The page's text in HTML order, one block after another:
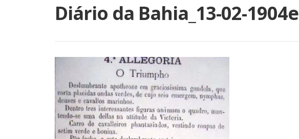
Diário da Bahia_13-02-1904e